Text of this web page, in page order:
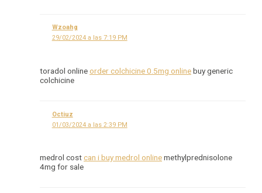
Wzoahg
29/02/2024 a las 7:19 PM
toradol onlineorder colchicine 0.5mg onlinebuy generic
colchicine
Octiuz
01/03/2024 a las 2:39 PM
medrol costcan i buy medrol onlinemethylprednisolone
4mg for sale